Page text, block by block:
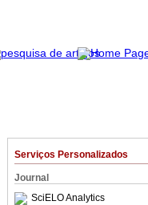
Serviços Personalizados
Journal
SciELO Analytics